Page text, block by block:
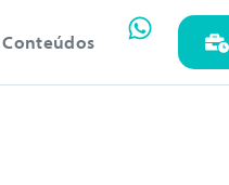
Conteúdos